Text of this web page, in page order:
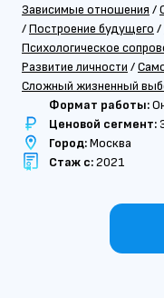
Зависимые отношения /
/Построение будущего /
Психологическое
Развитие личности /
Сложный жизненный
Формат работы:
Ценовой сегмент:
Город:Москва
Стаж с:2021